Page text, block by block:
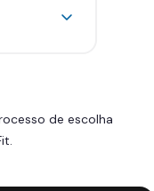
de escolha